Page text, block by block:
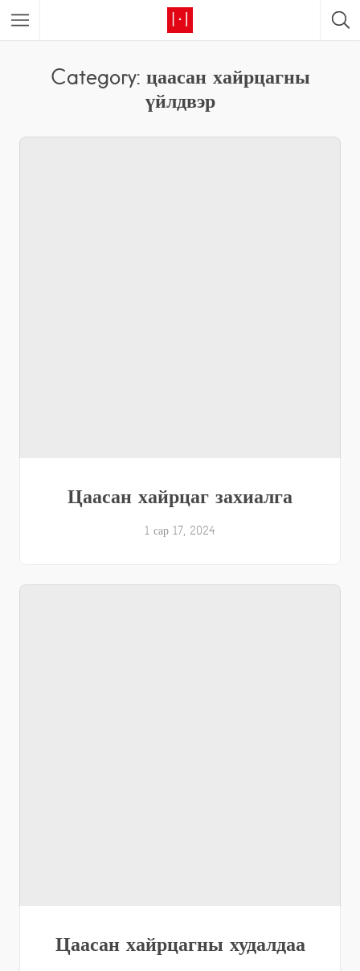
Category: цаасан хайрцагны
үйлдвэр
Цаасан хайрцаг захиалга
1 сар 17, 2024
Цаасан хайрцагны худалдаа